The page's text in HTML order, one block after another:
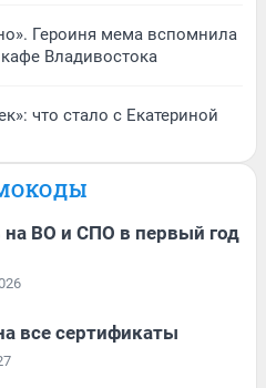
Героиня мема вспомнила
Владивостока
что стало с Екатериной
на ВО и СПО в первый год
все сертификаты